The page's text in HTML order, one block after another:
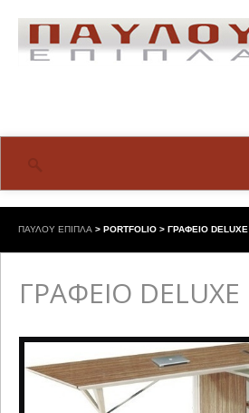
ΠΑΥΛΟΥ ΕΠΙΠΛΑ > PORTFOLIO > ΓΡΑΦΕΙΟ DELUXE
ΓΡΑΦΕΙΟ DELUXE